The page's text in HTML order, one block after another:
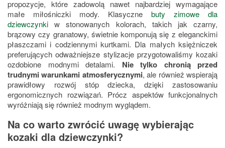
propozycje, które zadowolą nawet najbardziej wymagające
małe miłośniczki mody. Klasyczne
buty zimowe dla
dziewczynki w stonowanych kolorach, takich jak czarny,
brązowy czy granatowy, świetnie komponują się z eleganckimi
płaszczami i codziennymi kurtkami. Dla małych księżniczek
preferujących odważniejsze stylizacje przygotowaliśmy kozaki
ozdobione modnymi detalami. Nie tylko chronią przed
trudnymi warunkami atmosferycznymi, ale również wspierają
prawidłowy rozwój stóp dziecka, dzięki zastosowaniu
ergonomicznych rozwiązań. Prócz aspektów funkcjonalnych
wyróżniają się również modnym wyglądem.
Na co warto zwrócić uwagę wybierając
kozaki dla dziewczynki?